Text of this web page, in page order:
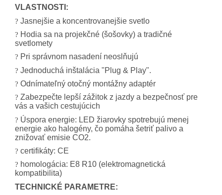
VLASTNOSTI:
? Jasnejšie a koncentrovanejšie svetlo
? Hodia sa na projekčné (šošovky) a tradičné
svetlomety
? Pri správnom nasadení neoslňujú
? Jednoduchá inštalácia "Plug & Play".
? Odnímateľný otočný montážny adaptér
? Zabezpečte lepší zážitok z jazdy a bezpečnosť pre
vás a vašich cestujúcich
? Úspora energie: LED žiarovky spotrebujú menej
energie ako halogény, čo pomáha šetriť palivo a
znižovať emisie CO2.
? certifikáty: CE
? homologácia: E8 R10 (elektromagnetická
kompatibilita)
TECHNICKÉ PARAMETRE: